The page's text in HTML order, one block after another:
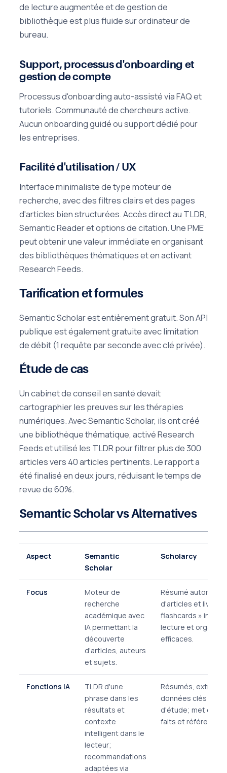
de lecture augmentée et de gestion de
bibliothèque est plus fluide sur ordinateur de
bureau.
Support, processus d'onboarding et
gestion de compte
Processus d'onboarding auto-assisté via FAQ et
tutoriels. Communauté de chercheurs active.
Aucun onboarding guidé ou support dédié pour
les entreprises.
Facilité d'utilisation / UX
Interface minimaliste de type moteur de
recherche, avec des filtres clairs et des pages
d'articles bien structurées. Accès direct au TLDR,
Semantic Reader et options de citation. Une PME
peut obtenir une valeur immédiate en organisant
des bibliothèques thématiques et en activant
Research Feeds.
Tarification et formules
Semantic Scholar est entièrement gratuit. Son API
publique est également gratuite avec limitation
de débit (1 requête par seconde avec clé privée).
Étude de cas
Un cabinet de conseil en santé devait
cartographier les preuves sur les thérapies
numériques. Avec Semantic Scholar, ils ont créé
une bibliothèque thématique, activé Research
Feeds et utilisé les TLDR pour filtrer plus de 300
articles vers 40 articles pertinents. Le rapport a
été finalisé en deux jours, réduisant le temps de
revue de 60%.
Semantic Scholar vs Alternatives
Aspect
Semantic
Scholar
Scholarcy
Focus
Moteur de
recherche
académique avec
IA permettant la
découverte
d'articles, auteurs
et sujets.
Résumé
d'articles et livres
flashcards »
lecture et
efficaces.
Fonctions IA
TLDR d'une
phrase dans les
résultats et
contexte
intelligent dans le
lecteur;
recommandations
adaptées via
Résumés,
données clés et
d'étude; met en
faits et références.